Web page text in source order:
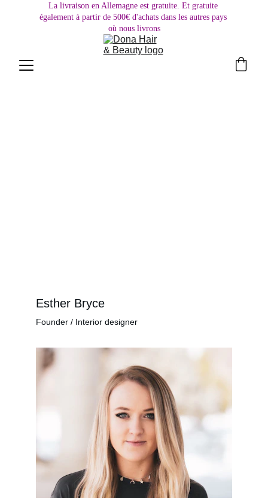
La livraison en Allemagne est gratuite. Et gratuite
également à partir de 500€ d'achats dans les autres pays
où nous livrons
Esther Bryce
Founder / Interior designer